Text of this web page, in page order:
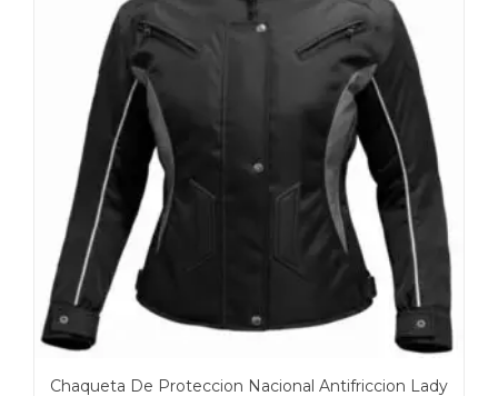
Chaqueta De Proteccion Nacional Antifriccion Lady